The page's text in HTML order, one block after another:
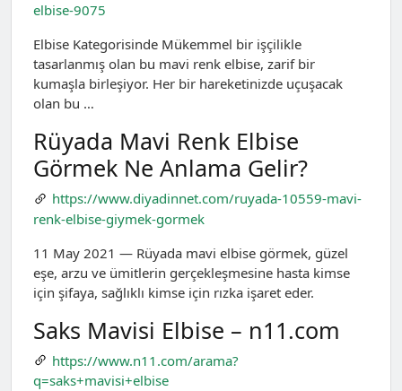
elbise-9075
Elbise Kategorisinde Mükemmel bir işçilikle
tasarlanmış olan bu mavi renk elbise, zarif bir
kumaşla birleşiyor. Her bir hareketinizde uçuşacak
olan bu …
Rüyada Mavi Renk Elbise
Görmek Ne Anlama Gelir?
https://www.diyadinnet.com/ruyada-10559-mavi-
renk-elbise-giymek-gormek
11 May 2021 — Rüyada mavi elbise görmek, güzel
eşe, arzu ve ümitlerin gerçekleşmesine hasta kimse
için şifaya, sağlıklı kimse için rızka işaret eder.
Saks Mavisi Elbise – n11.com
https://www.n11.com/arama?
q=saks+mavisi+elbise